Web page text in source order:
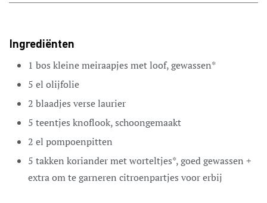
Ingrediënten
1 bos kleine meiraapjes met loof,gewassen*
5 el olijfolie
2 blaadjes verse laurier
5 teentjes knoflook,schoongemaakt
2 el pompoenpitten
5 takken koriander met worteltjes*,goed gewassen +
extra om te garneren citroenpartjes voor erbij